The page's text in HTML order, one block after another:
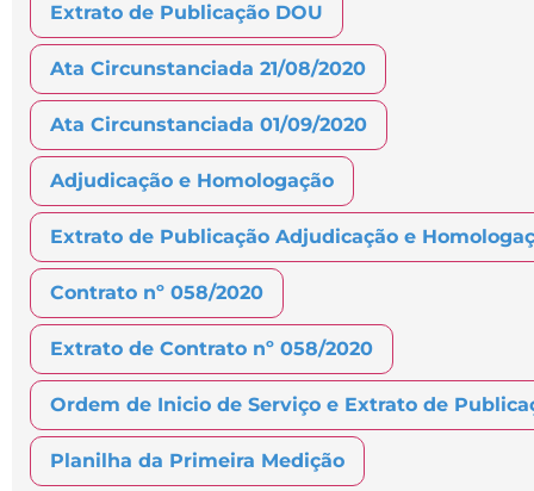
Extrato de Publicação DOU
Ata Circunstanciada 21/08/2020
Ata Circunstanciada 01/09/2020
Adjudicação e Homologação
Extrato de Publicação Adjudicação e
Contrato nº 058/2020
Extrato de Contrato nº 058/2020
Ordem de Inicio de Serviço e Extrato de
Planilha da Primeira Medição